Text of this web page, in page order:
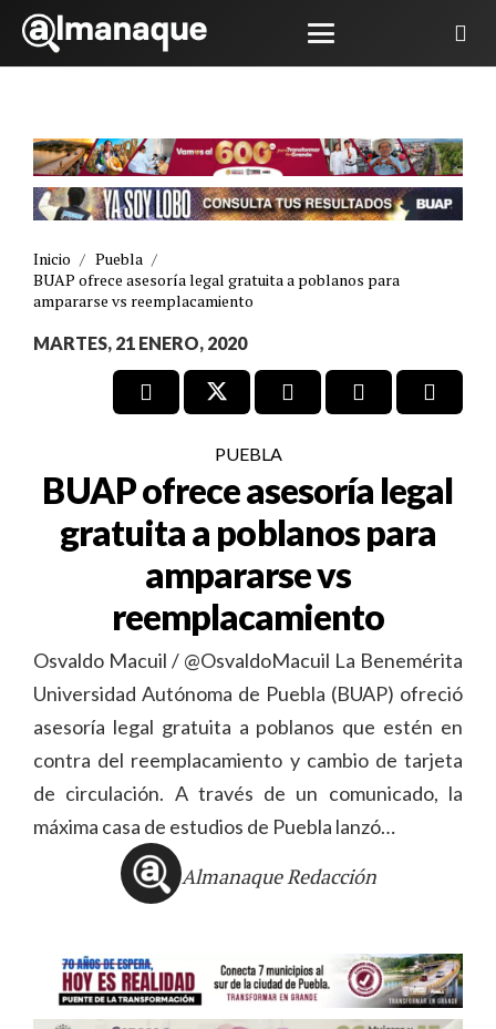
Inicio / Puebla /
BUAP ofrece asesoría legal gratuita a poblanos para
ampararse vs reemplacamiento
MARTES, 21 ENERO, 2020
PUEBLA
BUAP ofrece asesoría legal
gratuita a poblanos para
ampararse vs
reemplacamiento
Osvaldo Macuil / @OsvaldoMacuil La Benemérita
Universidad Autónoma de Puebla (BUAP) ofreció
asesoría legal gratuita a poblanos que estén en
contra del reemplacamiento y cambio de tarjeta
de circulación. A través de un comunicado, la
máxima casa de estudios de Puebla lanzó…
Almanaque Redacción